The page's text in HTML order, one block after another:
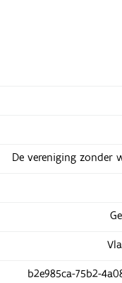
De vereniging zonder
b2e985ca-75b2-